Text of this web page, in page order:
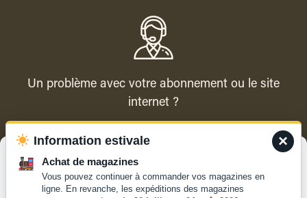
Pour offrir les meilleures expériences, nous utilisons des technologies
telles que les cookies pour stocker et/ou accéder aux informations des
Un problème avec votre abonnement ou le site
internet ?
Contacter le service client ×
Information estivale
Achat de magazines
Vous pouvez continuer à commander vos magazines en
ligne. En revanche, les expéditions des magazines